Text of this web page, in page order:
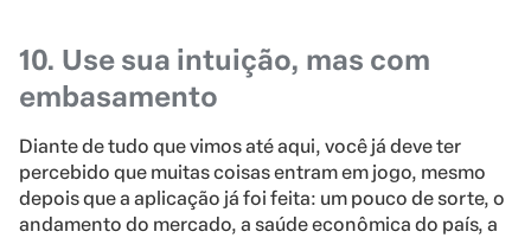
10. Use sua intuição, mas com
embasamento
Diante de tudo que vimos até aqui, você já deve ter
percebido que muitas coisas entram em jogo, mesmo
depois que a aplicação já foi feita: um pouco de sorte, o
andamento do mercado, a saúde econômica do país, a